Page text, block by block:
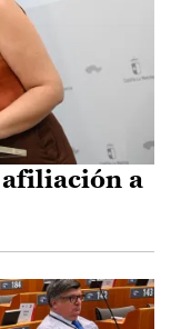
afiliación a